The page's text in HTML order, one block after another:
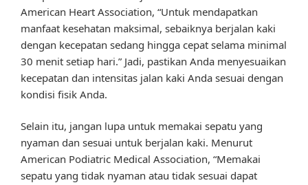
American Heart Association, “Untuk mendapatkan
manfaat kesehatan maksimal, sebaiknya berjalan kaki
dengan kecepatan sedang hingga cepat selama minimal
30 menit setiap hari.” Jadi, pastikan Anda menyesuaikan
kecepatan dan intensitas jalan kaki Anda sesuai dengan
kondisi fisik Anda.
Selain itu, jangan lupa untuk memakai sepatu yang
nyaman dan sesuai untuk berjalan kaki. Menurut
American Podiatric Medical Association, “Memakai
sepatu yang tidak nyaman atau tidak sesuai dapat